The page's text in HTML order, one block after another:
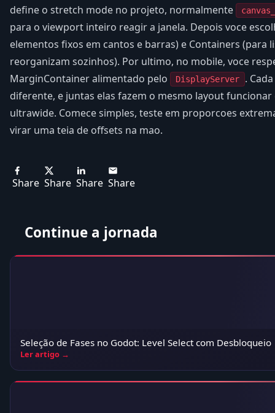
define o stretch mode no projeto, normalmente
para o viewport inteiro reagir a janela. Depois voce
elementos fixos em cantos e barras) e Containers (para
reorganizam sozinhos). Por ultimo, no mobile, voce
MarginContainer alimentado pelo
DisplayServer
.
diferente, e juntas elas fazem o mesmo layout
ultrawide. Comece simples, teste em proporcoes
virar uma teia de offsets na mao.
Share Share Share Share
Continue a jornada
Seleção de Fases no Godot: Level Select com Desbloqueio
Ler artigo →